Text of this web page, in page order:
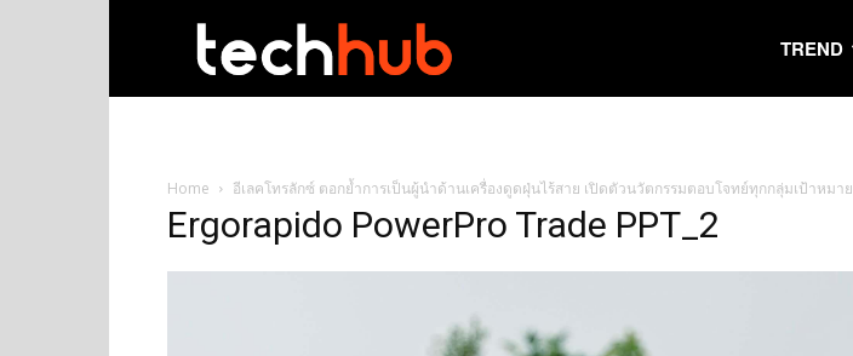
TREND
Home อีเลคโทรลักซ์ ตอกย้ำการเป็นผู้นำด้านเครื่องดูดฝุ่นไร้สาย เปิดตัวนวัตกรรมตอบโจทย์ทุกกลุ่มเป้าหมาย
Ergorapido PowerPro Trade PPT_2